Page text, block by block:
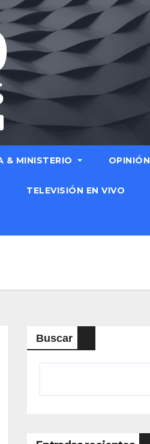
& MINISTERIO OPINIÓN
TELEVISIÓN EN VIVO
Buscar